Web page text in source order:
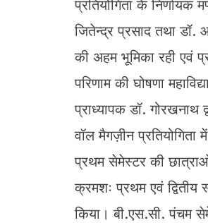
प्रतियोगिता के निर्णायक
जितेन्द्र प्रसाद तथा डॉ.
की अहम भूमिका रही एवं
परिणाम की घोषणा
प्राध्यापक डॉ. गोरखनाथ
वॉल मैगज़ीन प्रतियोगिता
प्रथम सेमेस्टर की
क्रमशः प्रथम एवं द्वितीय
किया। बी.एस.सी. पंचम